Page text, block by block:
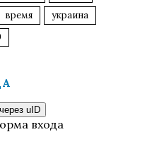
время
украина
uID
входа